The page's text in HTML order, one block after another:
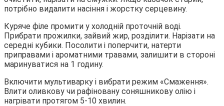
потрібно видалити насіння і жорстку серцевину.
Куряче філе промити у холодній проточній воді.
Прибрати прожилки, зайвий жир, розділити. Нарізати на
середні кубики. Посолити і поперчити, натерти
приправами і ароматними травами, залишити в стороні
маринуватися на 1 годину.
Включити мультиварку і вибрати режим «Смаження».
Влити оливкову чи рафіновану соняшникову олію і
нагрівати протягом 5-10 хвилин.